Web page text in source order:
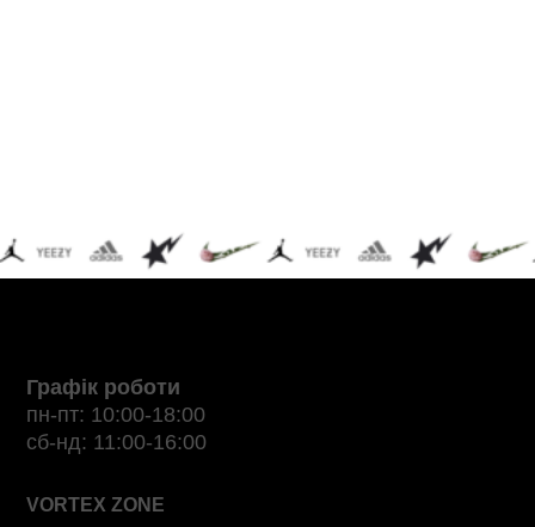
Графік роботи
пн-пт: 10:00-18:00
сб-нд: 11:00-16:00
VORTEX ZONE